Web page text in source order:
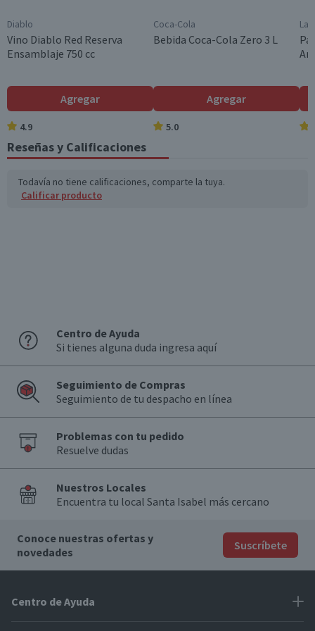
Cantidad
6 un.
Cuerpo ligero y refrescante, con una textura suave y sin
alcohol, ofreciendo una experiencia similar a la lager
tradicional.
Botella
Estilo
Lager
Graduación Alcohólica
0.0°
Válida hasta su fecha de caducidad
Diablo
Vino Diablo Red Reserva
Ensamblaje 750 cc
Agregar
4.9
Coca-Cola
Bebida Coca-Cola Zero 3 L
Agregar
5.0
Reseñas y Calificaciones
Todavía no tiene calificaciones, comparte la tuya.
Calificar producto
Centro de Ayuda
Si tienes alguna duda ingresa aquí
Seguimiento de Compras
Seguimiento de tu despacho en línea
Problemas con tu pedido
Resuelve dudas
Nuestros Locales
Encuentra tu local Santa Isabel más cercano
Conoce nuestras ofertas y
novedades
Suscríbete
Centro de Ayuda